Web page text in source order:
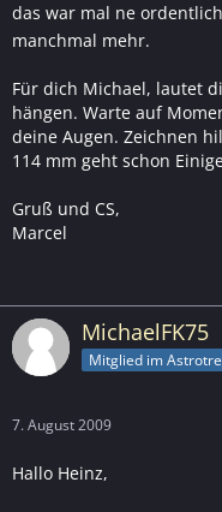
das war mal ne
manchmal mehr.
Für dich Michael, lautet
hängen. Warte auf
deine Augen. Zeichnen
114 mm geht schon
Gruß und CS,
Marcel
MichaelFK75
Mitglied im
7. August 2009
Hallo Heinz,